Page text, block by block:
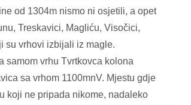
od 1304m nismo ni osjetili, a opet
Treskavici, Magliću, Visočici,
su vrhovi izbijali iz magle.
samom vrhu Tvrtkovca kolona
sa vrhom 1100mnV. Mjestu gdje
koji ne pripada nikome, nadaleko